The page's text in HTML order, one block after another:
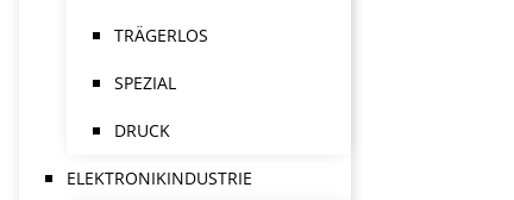
TRÄGERLOS
SPEZIAL
DRUCK
ELEKTRONIKINDUSTRIE